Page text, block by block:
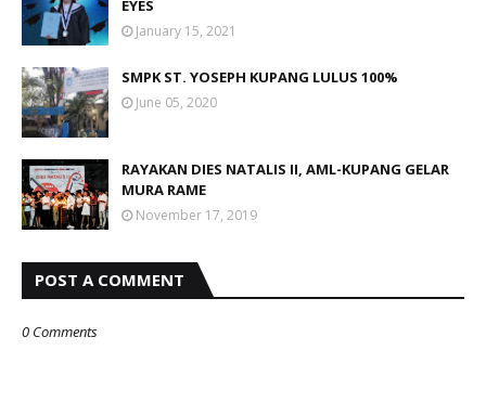
EYES
January 15, 2021
SMPK ST. YOSEPH KUPANG LULUS 100%
June 05, 2020
RAYAKAN DIES NATALIS II, AML-KUPANG GELAR
MURA RAME
November 17, 2019
POST A COMMENT
0 Comments